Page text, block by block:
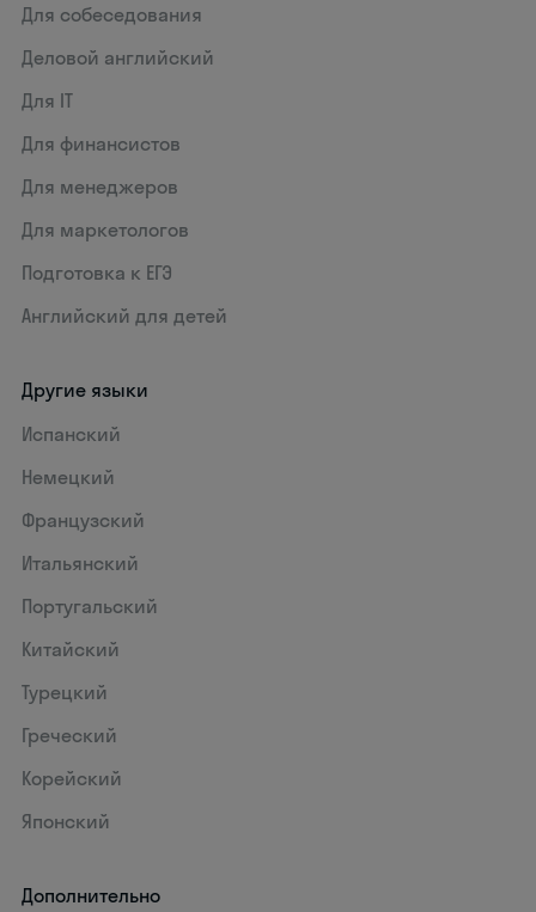
Для собеседования
Деловой английский
Для IT
Для финансистов
Для менеджеров
Для маркетологов
Подготовка к ЕГЭ
Английский для детей
Другие языки
Испанский
Немецкий
Французский
Итальянский
Португальский
Китайский
Турецкий
Греческий
Корейский
Японский
Дополнительно